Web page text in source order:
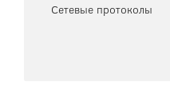
Сетевые протоколы